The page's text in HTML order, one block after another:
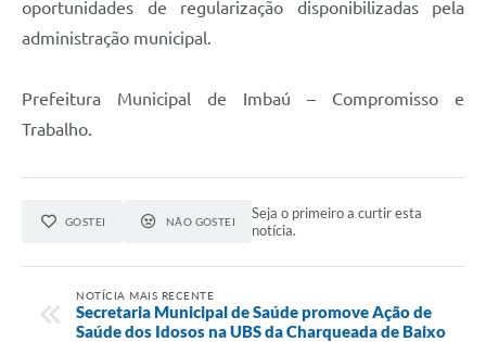
oportunidades de regularização disponibilizadas pela
administração municipal.
Prefeitura Municipal de Imbaú – Compromisso e
Trabalho.
GOSTEI NÃO GOSTEI
Seja o primeiro a curtir esta
notícia.
NOTÍCIA MAIS RECENTE
Secretaria Municipal de Saúde promove Ação de
Saúde dos Idosos na UBS da Charqueada de Baixo